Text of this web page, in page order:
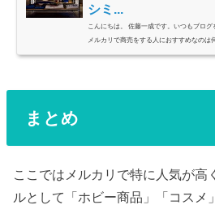
シミ...
こんにちは。 佐藤一成です。いつもブロ
メルカリで商売をする人におすすめなの
す。韓国などから安く仕入れることで利幅
まとめ
ここではメルカリで特に人気が高
ルとして「ホビー商品」「コスメ